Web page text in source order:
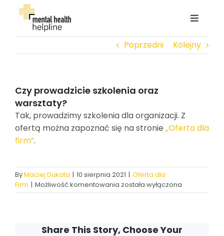
Przejdź
zawartości
Toggle
O NAS
BAZA WIEDZY
OFERTA INDYWIDUALNA
Poprzedni Kolejny
Czy prowadzicie szkolenia oraz
warsztaty?
Tak, prowadzimy szkolenia dla organizacji. Z
ofertą można zapoznać się na stronie „Oferta dla
firm”.
ByMaciej Dukata | 10 sierpnia 2021 | Oferta dla
Firm | Możliwość komentowania Czy
prowadzicie
warsztaty?
została wyłączona
Share This Story, Choose Your